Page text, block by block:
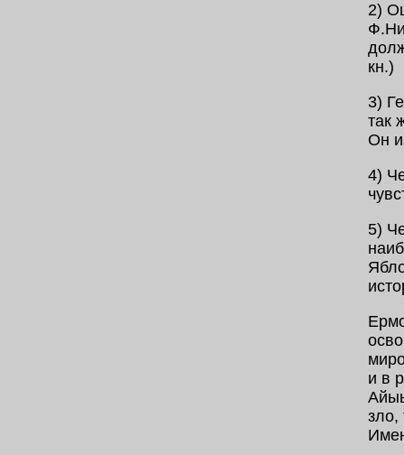
2)
кн.)
3)
так
Он
4)
5)
и в
зло,